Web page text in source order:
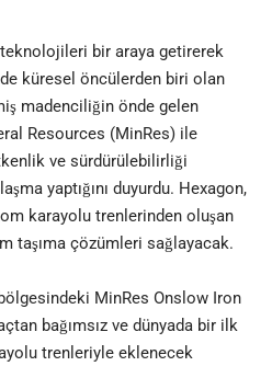
bir araya getirerek
küresel öncülerden biri olan
madenciliğin önde gelen
Resources (MinRes) ile
ve sürdürülebilirliği
yaptığını duyurdu. Hexagon,
karayolu trenlerinden oluşan
taşıma çözümleri sağlayacak.
MinRes Onslow Iron
bağımsız ve dünyada bir ilk
trenleriyle eklenecek